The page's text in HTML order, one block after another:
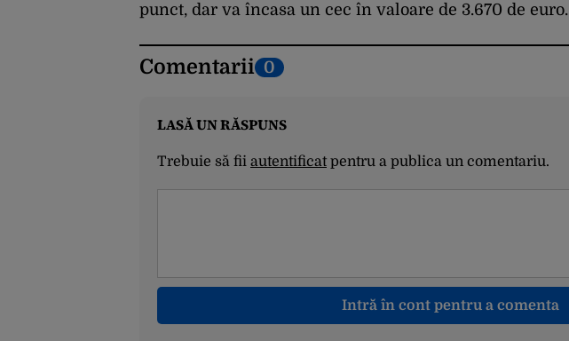
punct, dar va încasa un cec în valoare de 3.670 de euro.
Comentarii 0
LASĂ UN RĂSPUNS
Trebuie să fii autentificatpentru a publica un comentariu.
Intră în cont pentru a comenta